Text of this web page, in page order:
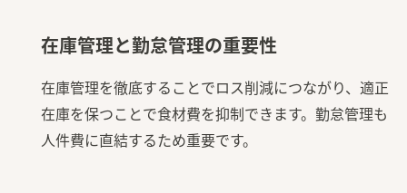
在庫管理と勤怠管理の重要性
在庫管理を徹底することでロス削減につながり、適正
在庫を保つことで食材費を抑制できます。勤怠管理も
人件費に直結するため重要です。